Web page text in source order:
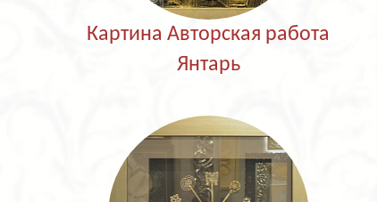
Картина Авторская работа
Янтарь